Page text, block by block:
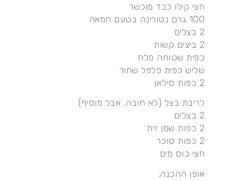
חצי קילו כבד מוכשר
100 גרם נטורינה בטעם חמאה
2 בצלים
2 ביצים קשות
כפית שטוחה מלח
שליש כפית פלפל שחור
2 כפות סילאן
לריבת בצל (לא חובה, אבל מוסיף)
2 בצלים
2 כפות שמן זית
2 כפות סוכר
חצי כוס מים
אופן ההכנה: